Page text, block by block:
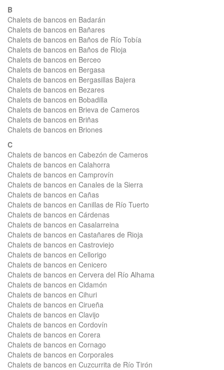
B
Chalets de bancos en Badarán
Chalets de bancos en Bañares
Chalets de bancos en Baños de Río Tobía
Chalets de bancos en Baños de Rioja
Chalets de bancos en Berceo
Chalets de bancos en Bergasa
Chalets de bancos en Bergasillas Bajera
Chalets de bancos en Bezares
Chalets de bancos en Bobadilla
Chalets de bancos en Brieva de Cameros
Chalets de bancos en Briñas
Chalets de bancos en Briones
C
Chalets de bancos en Cabezón de Cameros
Chalets de bancos en Calahorra
Chalets de bancos en Camprovín
Chalets de bancos en Canales de la Sierra
Chalets de bancos en Cañas
Chalets de bancos en Canillas de Río Tuerto
Chalets de bancos en Cárdenas
Chalets de bancos en Casalarreina
Chalets de bancos en Castañares de Rioja
Chalets de bancos en Castroviejo
Chalets de bancos en Cellorigo
Chalets de bancos en Cenicero
Chalets de bancos en Cervera del Río Alhama
Chalets de bancos en Cidamón
Chalets de bancos en Cihuri
Chalets de bancos en Cirueña
Chalets de bancos en Clavijo
Chalets de bancos en Cordovín
Chalets de bancos en Corera
Chalets de bancos en Cornago
Chalets de bancos en Corporales
Chalets de bancos en Cuzcurrita de Río Tirón